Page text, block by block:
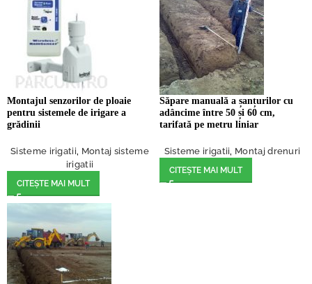
Montajul senzorilor de ploaie
pentru sistemele de irigare a
grădinii
Sisteme irigatii Montaj sisteme
irigatii
CITEȘTE MAI MULT
Săpare manuală a șanțurilor cu
adâncime între 50 și 60 cm,
tarifată pe metru liniar
Sisteme irigatii Montaj drenuri
CITEȘTE MAI MULT